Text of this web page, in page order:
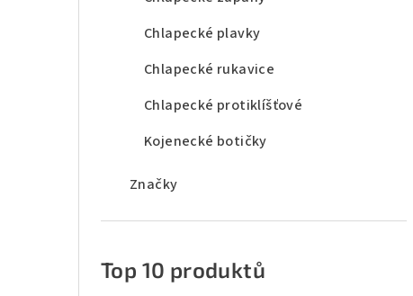
Chlapecké plavky
Chlapecké rukavice
Chlapecké protiklíšťové
Kojenecké botičky
Značky
Top 10 produktů